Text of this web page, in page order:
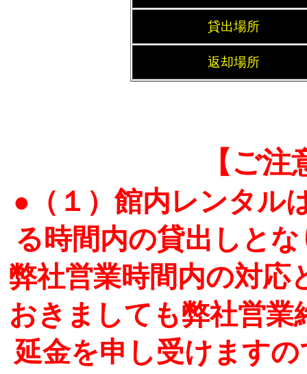
貸出場所
返却場所
【ご
●（１）館内レンタル
る時間内の貸出しと
弊社営業時間内の対応
おきましても弊社営業
延金を申し受けます